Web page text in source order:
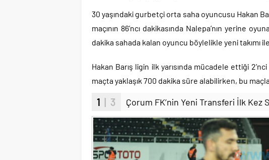
30 yaşındaki gurbetçi orta saha oyuncusu Hakan
maçının 86’ncı dakikasında Nalepa’nın yerine
dakika sahada kalan oyuncu böylelikle yeni takımı ile
Hakan Barış ligin ilk yarısında mücadele ettiği 2’nci
maçta yaklaşık 700 dakika süre alabilirken, bu
1 | 3 Çorum FK’nin Yeni Transferi İlk Kez